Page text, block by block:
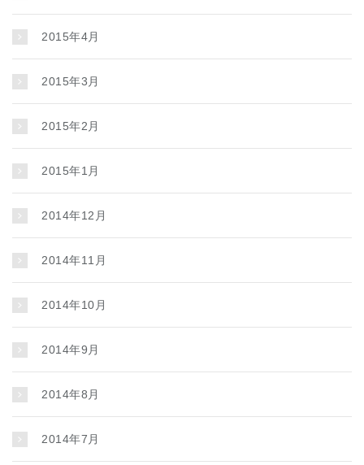
2015年4月
2015年3月
2015年2月
2015年1月
2014年12月
2014年11月
2014年10月
2014年9月
2014年8月
2014年7月